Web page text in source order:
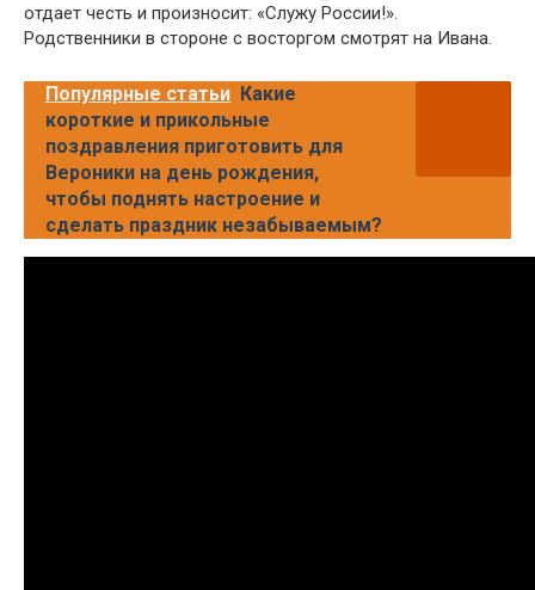
отдает честь и произносит: «Служу России!».
Родственники в стороне с восторгом смотрят на Ивана.
Популярные статьи Какие
короткие и прикольные
поздравления приготовить для
Вероники на день рождения,
чтобы поднять настроение и
сделать праздник незабываемым?